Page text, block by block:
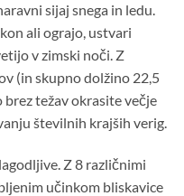
sijaj snega in ledu.
ali ograjo, ustvari
v zimski noči. Z
(in skupno dolžino 22,5
težav okrasite večje
številnih krajših verig.
Z 8 različnimi
učinkom bliskavice